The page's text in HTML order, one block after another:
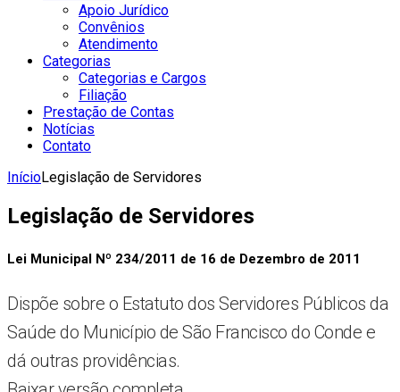
Apoio Jurídico
Convênios
Atendimento
Categorias
Categorias e Cargos
Filiação
Prestação de Contas
Notícias
Contato
InícioLegislação de Servidores
Legislação de Servidores
Lei Municipal Nº 234/2011 de 16 de Dezembro de 2011
Dispõe sobre o Estatuto dos Servidores Públicos da
Saúde do Município de São Francisco do Conde e
dá outras providências.